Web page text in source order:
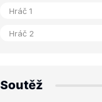
Soutěž